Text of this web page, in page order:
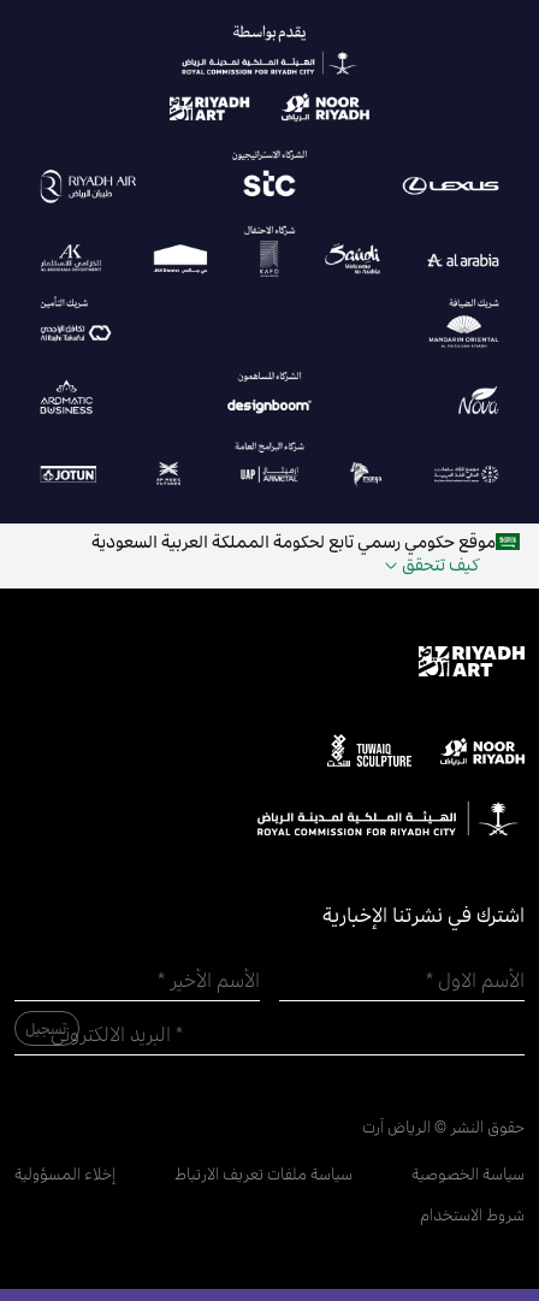
موقع حكومي رسمي تابع لحكومة المملكة العربية السعودية
كيف تتحقق
اشترك في نشرتنا الإخبارية
حقوق النشر © الرياض آرت
سياسة الخصوصية سياسة ملفات تعريف الارتباط
إخلاء المسؤولية
شروط الاستخدام